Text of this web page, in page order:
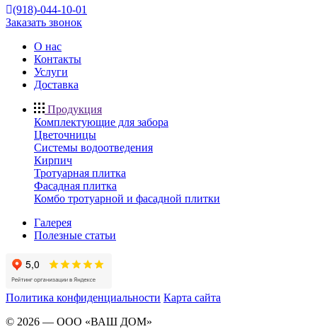
(918)-044-10-01
Заказать звонок
О нас
Контакты
Услуги
Доставка
Продукция
Комплектующие для забора
Цветочницы
Системы водоотведения
Кирпич
Тротуарная плитка
Фасадная плитка
Комбо тротуарной и фасадной плитки
Галерея
Полезные статьи
Политика конфиденциальности Карта сайта
© 2026 — ООО «ВАШ ДОМ»